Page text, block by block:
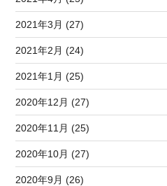
2021年3月 (27)
2021年2月 (24)
2021年1月 (25)
2020年12月 (27)
2020年11月 (25)
2020年10月 (27)
2020年9月 (26)